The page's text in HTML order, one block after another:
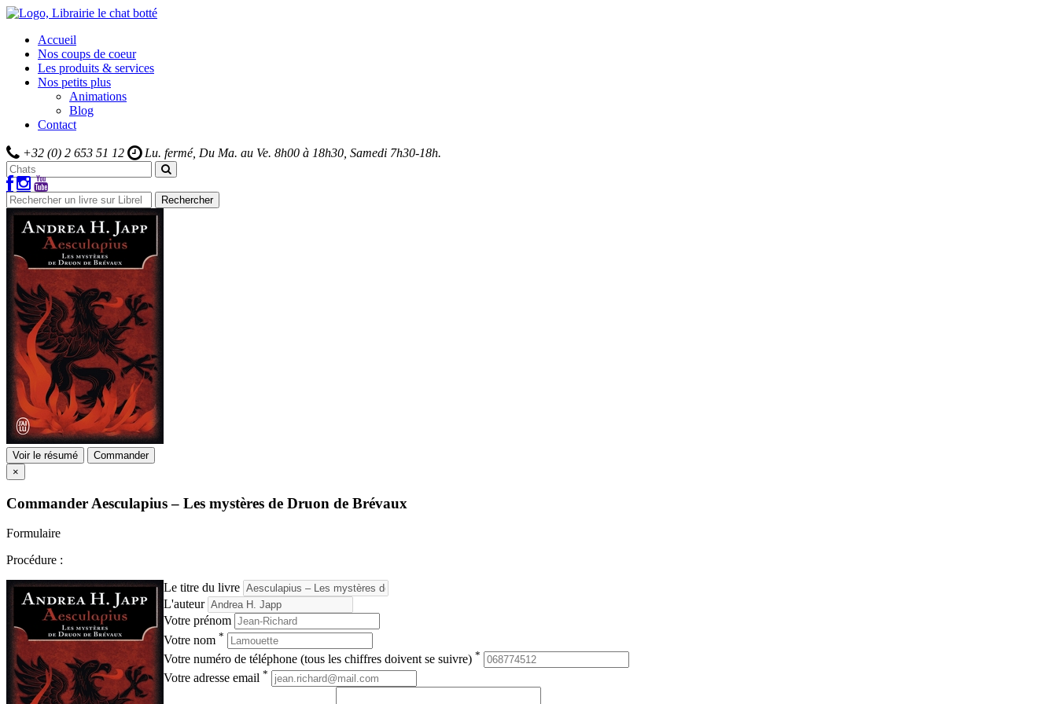
Accueil
Nos coups de coeur
Les produits & services
Nos petits plus
Animations
Blog
Contact
+32 (0) 2 653 51 12 Lu. fermé, Du Ma. au Ve. 8h00 à 18h30, Samedi 7h30-18h.
Rechercher
Voir le résumé
Commander
×
Commander Aesculapius – Les mystères de Druon de Brévaux
Formulaire
Procédure :
Le titre du livre
L'auteur
Votre prénom
Votre nom *
Votre numéro de téléphone (tous les chiffres doivent se suivre) *
Votre adresse email *